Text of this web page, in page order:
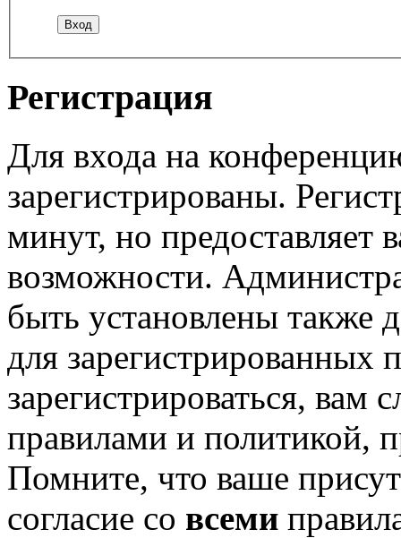
Регистрация
Для входа на
зарегистрированы.
минут, но предоставляет
возможности.
быть установлены также
для зарегистрированных
зарегистрироваться, вам
правилами и политикой,
Помните, что ваше
согласие со всеми